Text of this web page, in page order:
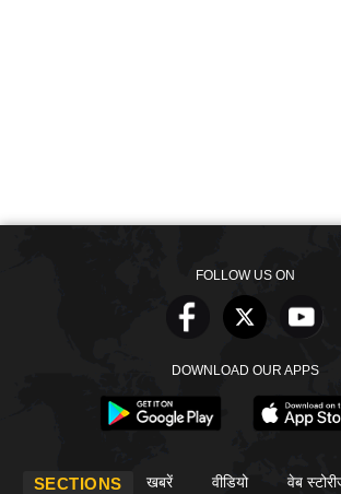
FOLLOW US ON
DOWNLOAD OUR APPS
SECTIONS खबरें वीडियो वेब